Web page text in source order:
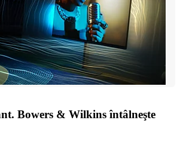
Bowers & Wilkins întâlneşte